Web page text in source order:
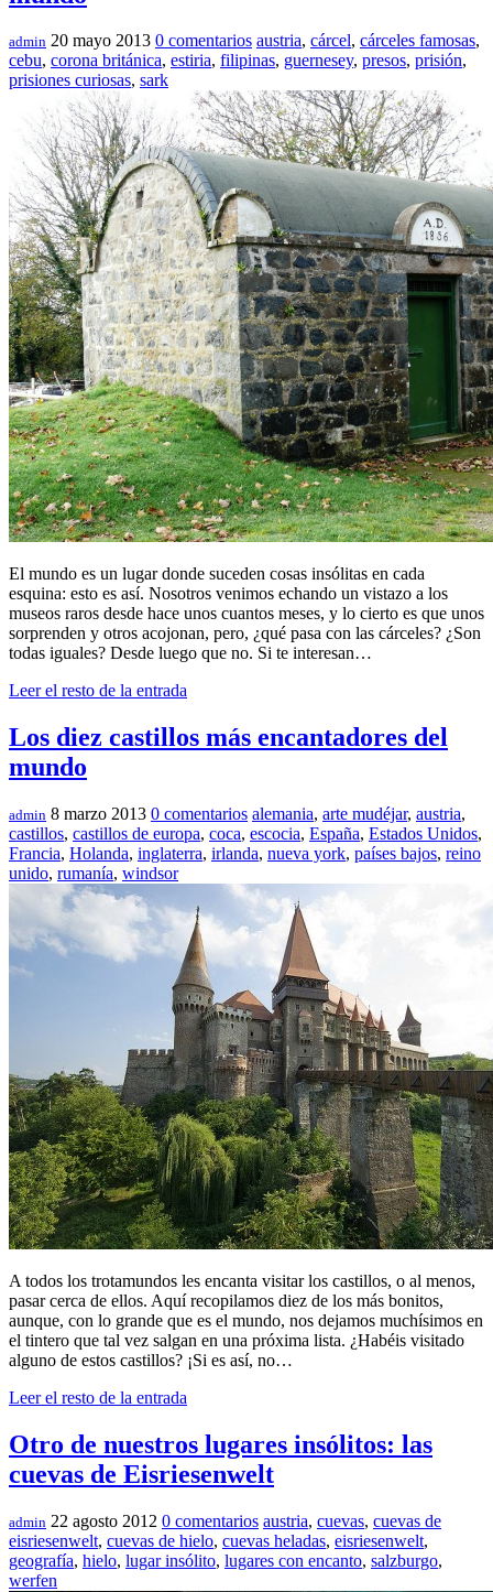
admin 20 mayo 2013 0 comentarios austria, cárcel, cárceles famosas,
cebu, corona británica, estiria, filipinas, guernesey, presos, prisión,
prisiones curiosas, sark
El mundo es un lugar donde suceden cosas insólitas en cada
esquina: esto es así. Nosotros venimos echando un vistazo a los
museos raros desde hace unos cuantos meses, y lo cierto es que unos
sorprenden y otros acojonan, pero, ¿qué pasa con las cárceles? ¿Son
todas iguales? Desde luego que no. Si te interesan…
Leer el resto de la entrada
Los diez castillos más encantadores del
mundo
admin 8 marzo 2013 0 comentarios alemania, arte mudéjar, austria,
castillos, castillos de europa, coca, escocia, España, Estados Unidos,
Francia, Holanda, inglaterra, irlanda, nueva york, países bajos, reino
unido, rumanía, windsor
A todos los trotamundos les encanta visitar los castillos, o al menos,
pasar cerca de ellos. Aquí recopilamos diez de los más bonitos,
aunque, con lo grande que es el mundo, nos dejamos muchísimos en
el tintero que tal vez salgan en una próxima lista. ¿Habéis visitado
alguno de estos castillos? ¡Si es así, no…
Leer el resto de la entrada
Otro de nuestros lugares insólitos: las
cuevas de Eisriesenwelt
admin 22 agosto 2012 0 comentarios austria, cuevas, cuevas de
eisriesenwelt, cuevas de hielo, cuevas heladas, eisriesenwelt,
geografía, hielo, lugar insólito, lugares con encanto, salzburgo,
werfen